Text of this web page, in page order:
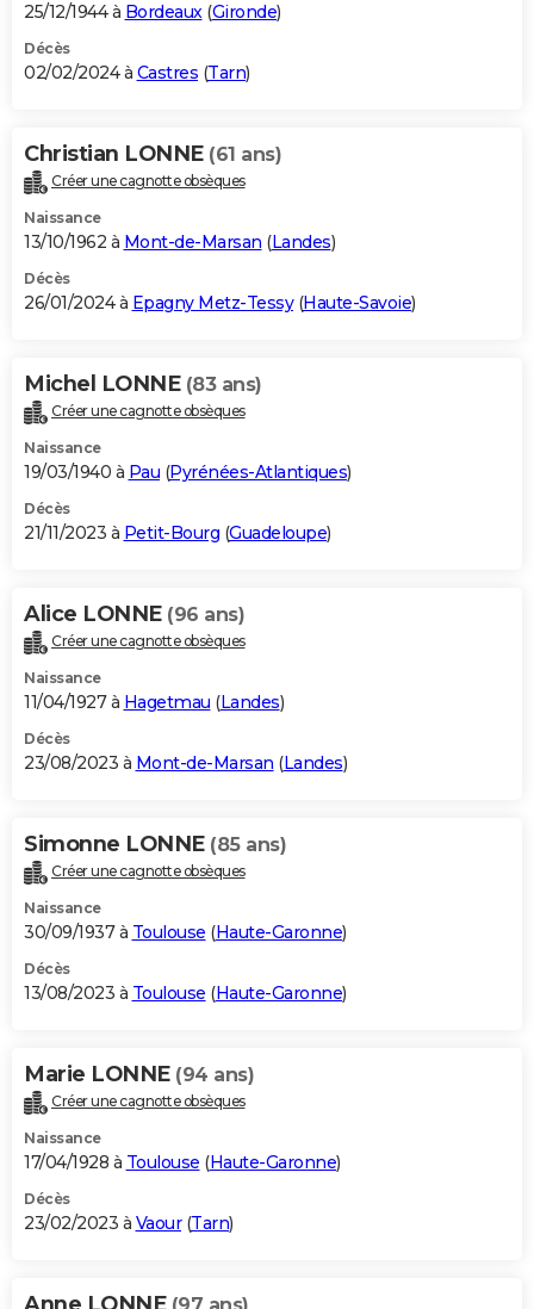
25/12/1944 à Bordeaux(Gironde)
Décès
02/02/2024 à Castres (Tarn)
Christian LONNE (61 ans)
Créer une cagnotte obsèques
Naissance
13/10/1962 à Mont-de-Marsan (Landes)
Décès
26/01/2024 à Epagny Metz-Tessy(Haute-Savoie)
Michel LONNE (83 ans)
Créer une cagnotte obsèques
Naissance
19/03/1940 à Pau (Pyrénées-Atlantiques)
Décès
21/11/2023 à Petit-Bourg (Guadeloupe)
Alice LONNE (96 ans)
Créer une cagnotte obsèques
Naissance
11/04/1927 à Hagetmau (Landes)
Décès
23/08/2023 à Mont-de-Marsan (Landes)
Simonne LONNE (85 ans)
Créer une cagnotte obsèques
Naissance
30/09/1937 à Toulouse (Haute-Garonne)
Décès
13/08/2023 à Toulouse (Haute-Garonne)
Marie LONNE (94 ans)
Créer une cagnotte obsèques
Naissance
17/04/1928 à Toulouse (Haute-Garonne)
Décès
23/02/2023 à Vaour(Tarn)